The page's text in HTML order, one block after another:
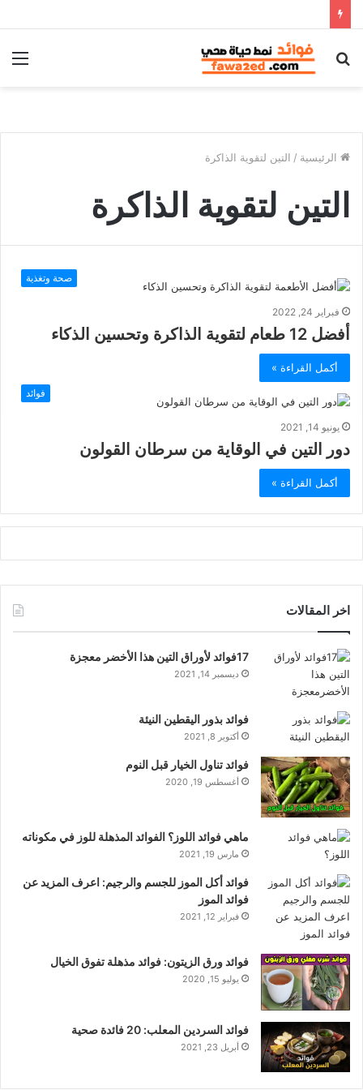
بحث
الرئيسية / التين لتقوية الذاكرة
التين لتقوية الذاكرة
صحة وتغذية
فبراير 24, 2022
أفضل 12 طعام لتقوية الذاكرة وتحسين الذكاء
أكمل القراءة »
فوائد
يونيو 14, 2021
دور التين في الوقاية من سرطان القولون
أكمل القراءة »
اخر المقالات
17فوائد لأوراق التين هذا الأخضر معجزة
ديسمبر 14, 2021
فوائد بذور اليقطين النيئة
أكتوبر 8, 2021
فوائد تناول الخيار قبل النوم
أغسطس 19, 2020
ماهي فوائد اللوز؟ الفوائد المذهلة للوز في مكوناته
مارس 19, 2021
فوائد أكل الموز للجسم والرجيم: اعرف المزيد عن
فوائد الموز
فبراير 12, 2021
فوائد ورق الزيتون: فوائد مذهلة تفوق الخيال
يوليو 15, 2020
فوائد السردين المعلب: 20 فائدة صحية
أبريل 23, 2021